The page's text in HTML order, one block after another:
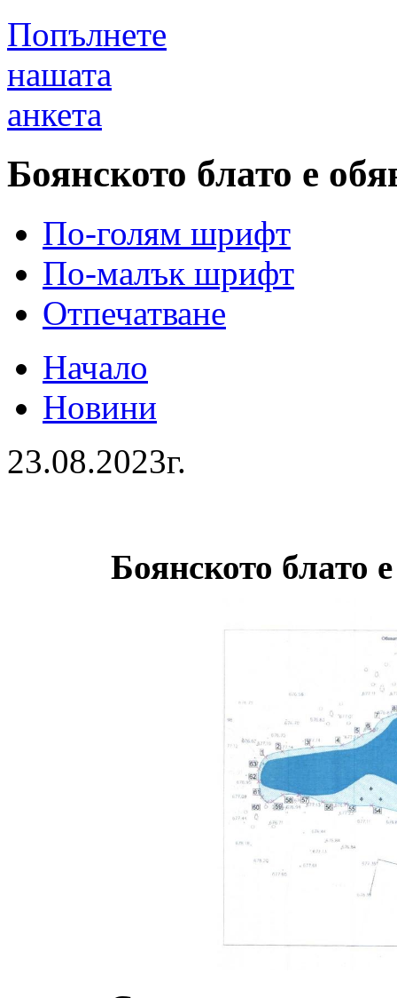
Попълнете
нашата
анкета
Боянското блато е
По-голям шрифт
По-малък шрифт
Отпечатване
Начало
Новини
23.08.2023г.
Боянското блато